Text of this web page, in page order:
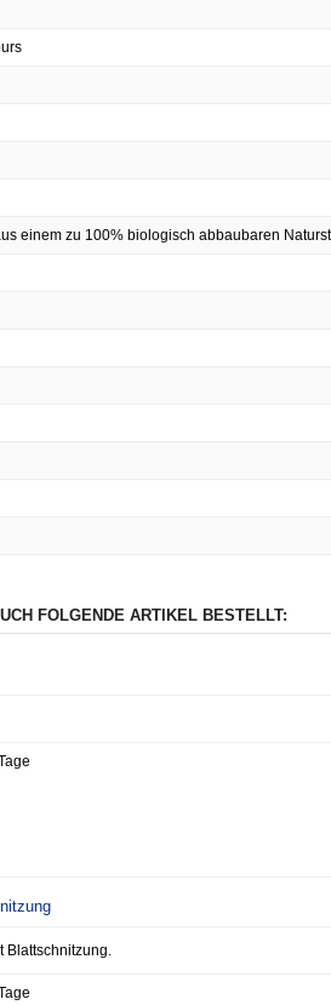
einem zu 100% biologisch abbaubaren
FOLGENDE ARTIKEL BESTELLT:
Blattschnitzung.